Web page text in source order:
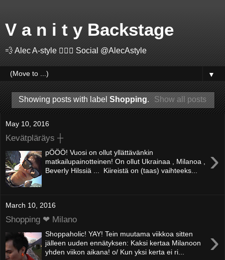
V a n i t y Backstage
💨 Alec A-style 🤽🏻‍♂️ Social @AlecAstyle
▼
Showing posts with label Shopping. Show all posts
May 10, 2016
Kevätpläräys ┼
›
pÖÖÖ! Vuosi on ollut yllättävänkin
matkailupainotteinen! On ollut Ukrainaa , Milanoa ,
Beverly Hilssiä ... Kiireistä on (taas) vaihteeks...
March 10, 2016
Shopping ❤ Milano
›
Shoppaholic! YAY! Tein muutama viikkoa sitten
jälleen uuden ennätyksen: Kaksi kertaa Milanoon
yhden viikon aikana! o/ Kun yksi kerta ei ri...